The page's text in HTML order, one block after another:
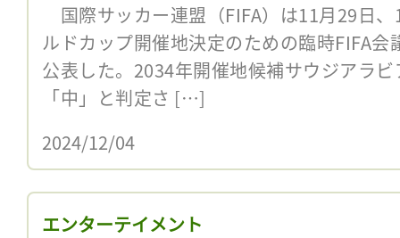
国際サッカー連盟（FIFA）は11月29日
ルドカップ開催地決定のための臨時FIFA
公表した。2034年開催地候補サウジアラ
「中」と判定さ […]
2024/12/04
エンターテイメント